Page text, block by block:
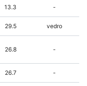
13.3 -
29.5 vedro
26.8 -
26.7 -